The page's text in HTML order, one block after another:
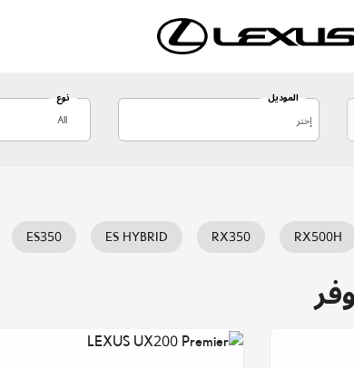
الموديل نوع
All
RX500H
RX350
ES HYBRID
ES350
LX700H